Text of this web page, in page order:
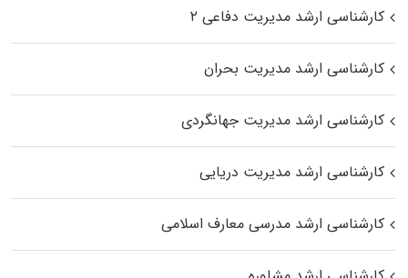
کارشناسی ارشد مدیریت دفاعی ۲
کارشناسی ارشد مدیریت بحران
کارشناسی ارشد مدیریت جهانگردی
کارشناسی ارشد مدیریت دریایی
کارشناسی ارشد مدرسی معارف اسلامی